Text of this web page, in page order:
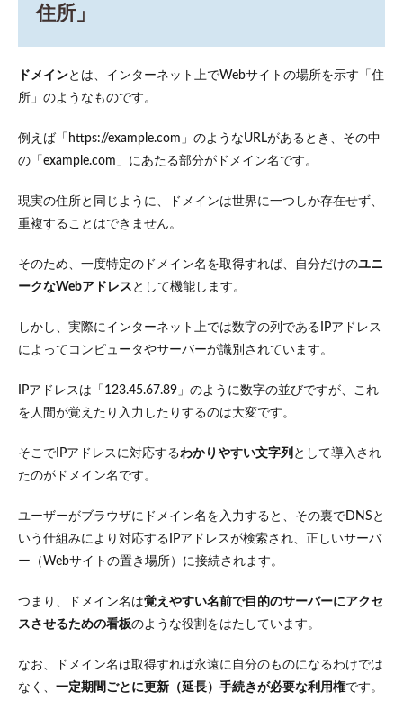
ーネ
ット
所」
2
イン
類と
gTLD（generic
ccTLD（country
独自
イン
と共
有ド
ンの
違い
独自
ドメ
のメ
ト
3.2
ドメ
のデ
住所」
ドメインとは、インターネット上でWebサイトの場所を示す「住
所」のようなものです。
例えば「https://example.com」のようなURLがあるとき、その中
の「example.com」にあたる部分がドメイン名です。
現実の住所と同じように、ドメインは世界に一つしか存在せず、
重複することはできません。
そのため、一度特定のドメイン名を取得すれば、自分だけのユニ
ークなWebアドレス として機能します。
しかし、実際にインターネット上では数字の列であるIPアドレス
によってコンピュータやサーバーが識別されています。
IPアドレスは「123.45.67.89」のように数字の並びですが、これ
を人間が覚えたり入力したりするのは大変です。
そこでIPアドレスに対応するわかりやすい文字列 として導入され
たのがドメイン名です。
ユーザーがブラウザにドメイン名を入力すると、その裏でDNSと
いう仕組みにより対応するIPアドレスが検索され、正しいサーバ
ー（Webサイトの置き場所）に接続されます。
つまり、ドメイン名は覚えやすい名前で目的のサーバーにアクセ
スさせるための看板のような役割をはたしています。
なお、ドメイン名は取得すれば永遠に自分のものになるわけでは
なく、 一定期間ごとに更新（延長）手続きが必要な利用権です。